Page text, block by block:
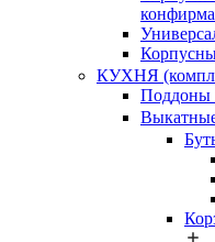
КУХНЯ
Поддоны